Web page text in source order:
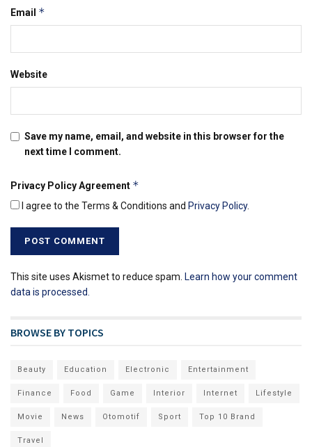
Email *
Website
Save my name, email, and website in this browser for the
next time I comment.
Privacy Policy Agreement *
I agree to the Terms & Conditions and Privacy Policy.
This site uses Akismet to reduce spam. Learn how your comment
data is processed.
BROWSE BY TOPICS
Beauty Education Electronic Entertainment
Finance Food Game Interior Internet Lifestyle
Movie News Otomotif Sport Top 10 Brand
Travel